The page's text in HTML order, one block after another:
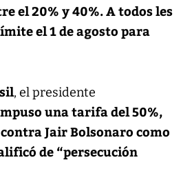
el 20% y 40%. A todos les
el 1 de agosto para
, el presidente
una tarifa del 50%,
Jair Bolsonaro como
de “persecución